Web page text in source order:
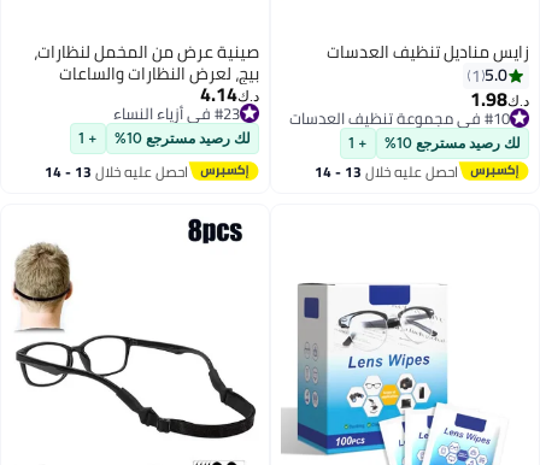
زايس مناديل تنظيف العدسات
5.0
1
د.ك‏1.98
#10 في مجموعة تنظيف العدسات
#10 في مجموعة تنظيف العدسات
لك رصيد مسترجع 10% + 1
احصل عليه خلال 13 - 14
صينية عرض من المخمل لنظارات،
بيج، لعرض النظارات والساعات
مقصورات)
د.ك‏4.14
#23 في أزياء النساء
#23 في أزياء النساء
لك رصيد مسترجع 10% + 1
احصل عليه خلال 13 - 14